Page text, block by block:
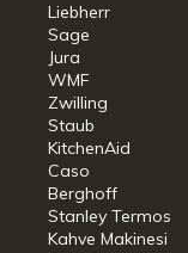
Liebherr
Sage
Jura
WMF
Zwilling
Staub
KitchenAid
Caso
Berghoff
Stanley Termos
Kahve Makinesi